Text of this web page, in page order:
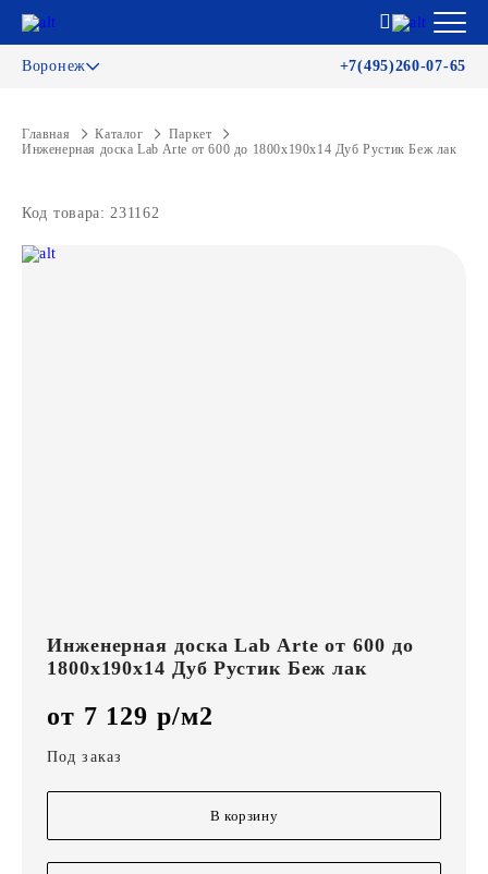
Воронеж +7(495)260-07-65
Главная Каталог
Паркет
Инженерная доска Lab Arte от 600 до 1800х190х14 Дуб Рустик Беж лак
Код товара: 231162
Инженерная доска Lab Arte от 600 до
1800х190х14 Дуб Рустик Беж лак
от 7 129 р/м2
Под заказ
В корзину